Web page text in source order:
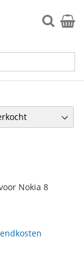
Zoek
Nokia 8